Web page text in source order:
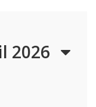
2026